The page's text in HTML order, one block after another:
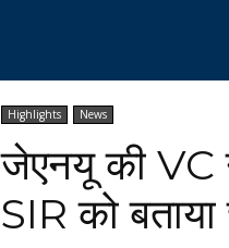
Highlights News
जेएनयू की VC
SIR को